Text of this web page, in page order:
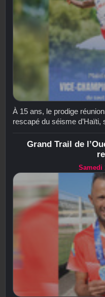
À 15 ans, le prodige
rescapé du séisme d’Haïti,
Grand Trail de
Samedi